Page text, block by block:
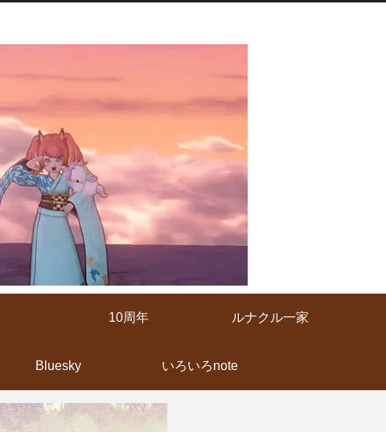
10周年 ルナクル一家
Bluesky いろいろnote